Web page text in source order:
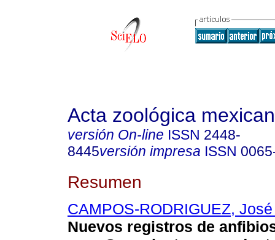
Acta zoológica
versión On-line ISSN 2448-
8445versión impresa ISSN
Resumen
CAMPOS-RODRIGUEZ,
Nuevos registros de